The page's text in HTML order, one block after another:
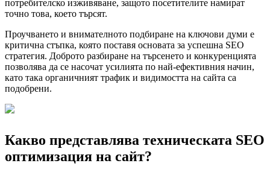
потребителско изживяване, защото посетителите намират
точно това, което търсят.
Проучването и внимателното подбиране на ключови думи е
критична стъпка, която поставя основата за успешна SEO
стратегия. Доброто разбиране на търсенето и конкуренцията
позволява да се насочат усилията по най-ефективния начин,
като така органичният трафик и видимостта на сайта са
подобрени.
Какво представлява техническата SEO
оптимизация на сайт?